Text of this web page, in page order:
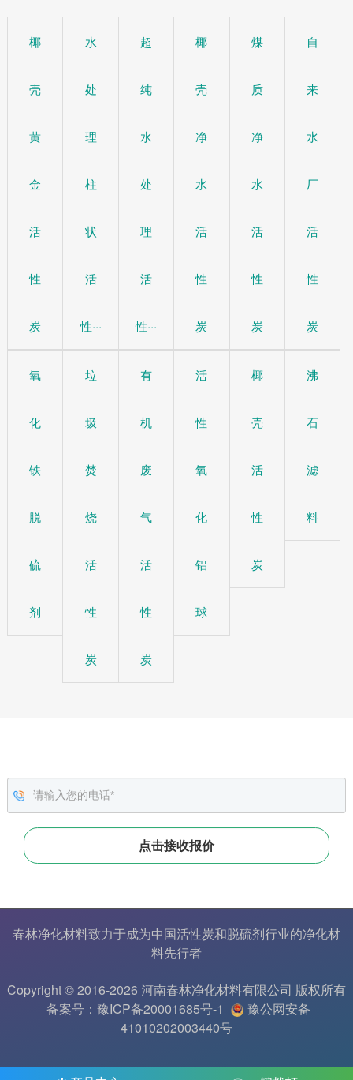
椰
壳
黄
金
活
性
炭
水
处
理
柱
状
活
性···
超
纯
水
处
理
活
性···
椰
壳
净
水
活
性
炭
煤
质
净
水
活
性
炭
自
来
水
厂
活
性
炭
氧
化
铁
脱
硫
剂
垃
圾
焚
烧
活
性
炭
有
机
废
气
活
性
炭
活
性
氧
化
铝
球
椰
壳
活
性
炭
沸
石
滤
料
春林净化材料致力于成为中国活性炭和脱硫剂行业的净化材
料先行者
Copyright © 2016-2026 河南春林净化材料有限公司 版权所有
备案号：豫ICP备20001685号-1
豫公网安备
41010202003440号